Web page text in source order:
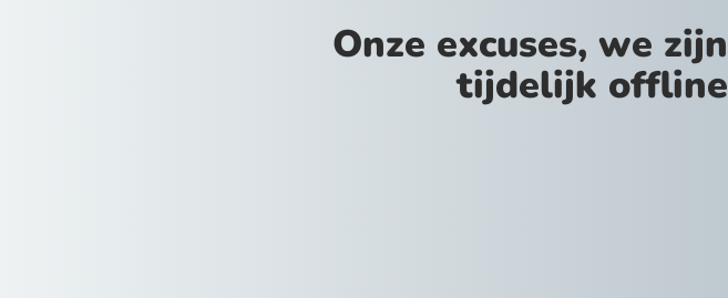
Onze excuses, we zijn
tijdelijk offline